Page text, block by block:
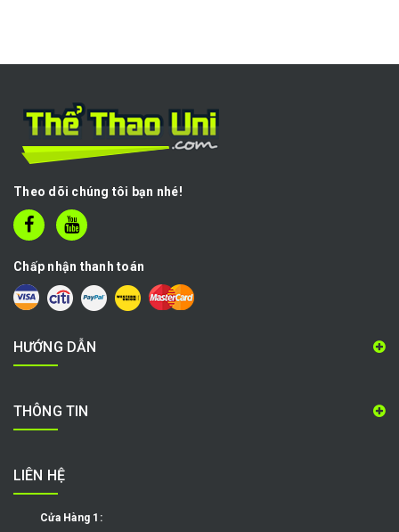
Theo dõi chúng tôi bạn nhé!
Chấp nhận thanh toán
HƯỚNG DẪN
THÔNG TIN
LIÊN HỆ
Cửa Hàng 1: